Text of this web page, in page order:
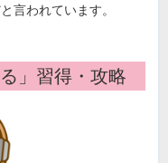
言われています。
」習得・攻略